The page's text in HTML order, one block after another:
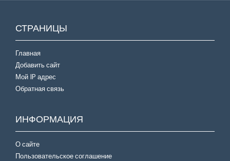
СТРАНИЦЫ
Главная
Добавить сайт
Мой IP адрес
Обратная связь
ИНФОРМАЦИЯ
О сайте
Пользовательское соглашение